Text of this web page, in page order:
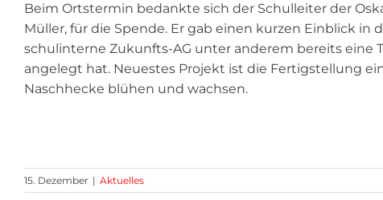
Beim Ortstermin bedankte sich der Schulleiter der
Müller, für die Spende. Er gab einen kurzen Einblick
schulinterne Zukunfts-AG unter anderem bereits eine
angelegt hat. Neuestes Projekt ist die Fertigstellung
Naschhecke blühen und wachsen.
15. Dezember | Aktuelles